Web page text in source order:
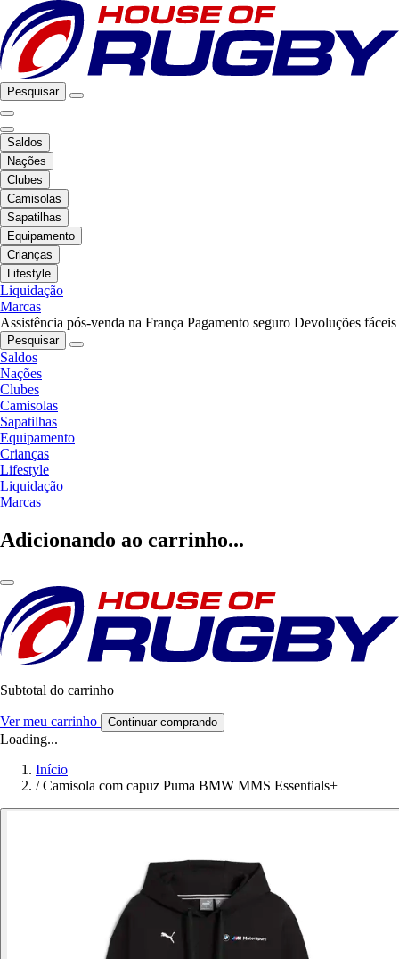
Pesquisar
Saldos
Nações
Clubes
Camisolas
Sapatilhas
Equipamento
Crianças
Lifestyle
Liquidação
Marcas
Assistência pós-venda na França Pagamento seguro Devoluções fáceis
Pesquisar
Saldos
Nações
Clubes
Camisolas
Sapatilhas
Equipamento
Crianças
Lifestyle
Liquidação
Marcas
Adicionando ao carrinho...
Subtotal do carrinho
Ver meu carrinho Continuar comprando
Loading...
Início
/ Camisola com capuz Puma BMW MMS Essentials+